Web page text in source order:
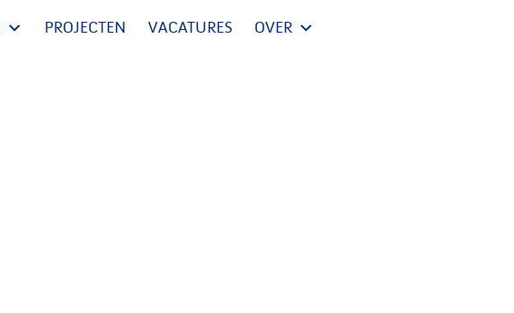
PROJECTEN VACATURES OVER